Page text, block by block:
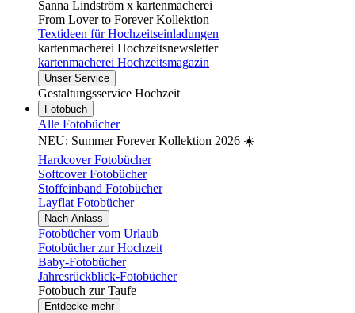
Sanna Lindström x kartenmacherei
From Lover to Forever Kollektion
Textideen für Hochzeitseinladungen
kartenmacherei Hochzeitsnewsletter
kartenmacherei Hochzeitsmagazin
Unser Service
Gestaltungsservice Hochzeit
Fotobuch
Alle Fotobücher
NEU: Summer Forever Kollektion 2026 ☀️
Hardcover Fotobücher
Softcover Fotobücher
Stoffeinband Fotobücher
Layflat Fotobücher
Nach Anlass
Fotobücher vom Urlaub
Fotobücher zur Hochzeit
Baby-Fotobücher
Jahresrückblick-Fotobücher
Fotobuch zur Taufe
Entdecke mehr